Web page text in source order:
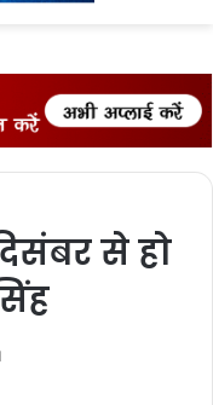
से हो